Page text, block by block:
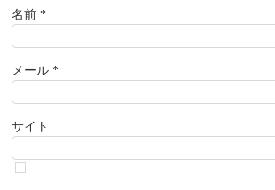
名前*
メール*
サイト